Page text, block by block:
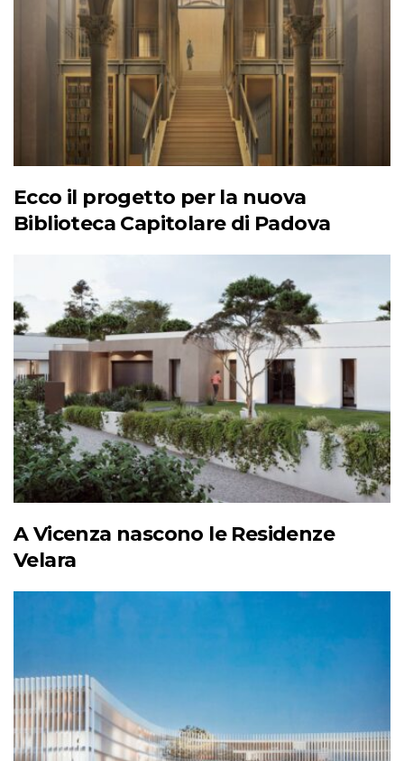
Ecco il progetto per la nuova
Biblioteca Capitolare di Padova
A Vicenza nascono le Residenze
Velara